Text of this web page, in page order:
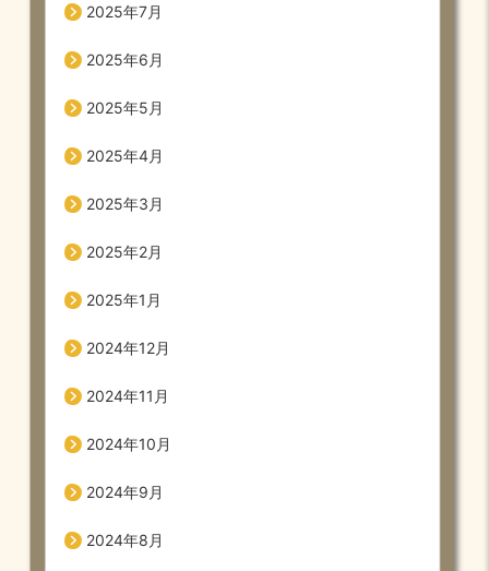
2025年7月
2025年6月
2025年5月
2025年4月
2025年3月
2025年2月
2025年1月
2024年12月
2024年11月
2024年10月
2024年9月
2024年8月